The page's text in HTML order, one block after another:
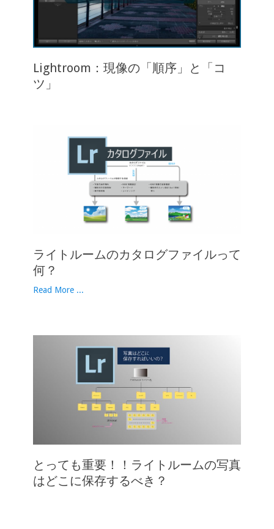
Lightroom：現像の「順序」と「コ
ツ」
ライトルームのカタログファイルって
何？
Read More ...
とっても重要！！ライトルームの写真
はどこに保存するべき？